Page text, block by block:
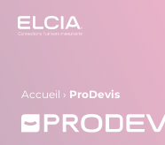
Accueil › ProDevis